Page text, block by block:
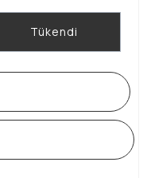
Tükendi